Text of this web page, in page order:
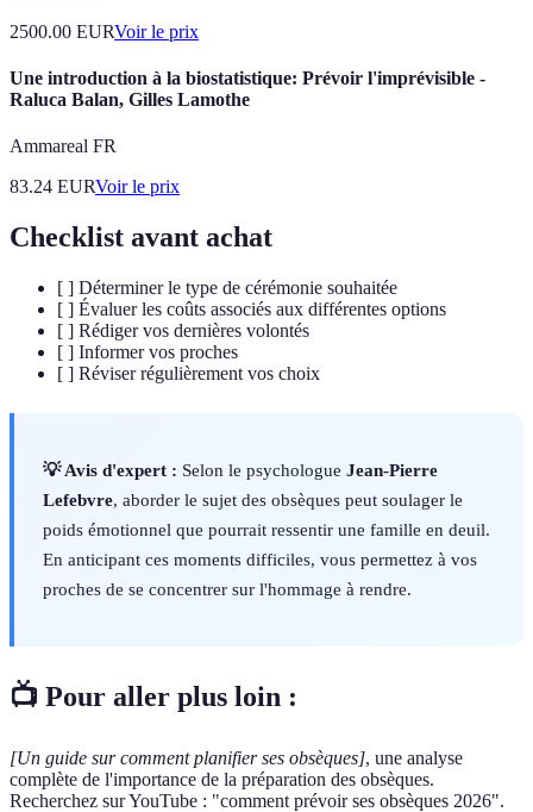
2500.00 EURVoir le prix
Une introduction à la biostatistique: Prévoir l'imprévisible -
Raluca Balan, Gilles Lamothe
Ammareal FR
83.24 EURVoir le prix
Checklist avant achat
[ ] Déterminer le type de cérémonie souhaitée
[ ] Évaluer les coûts associés aux différentes options
[ ] Rédiger vos dernières volontés
[ ] Informer vos proches
[ ] Réviser régulièrement vos choix
💡 Avis d'expert : Selon le psychologue Jean-Pierre
Lefebvre, aborder le sujet des obsèques peut soulager le
poids émotionnel que pourrait ressentir une famille en deuil.
En anticipant ces moments difficiles, vous permettez à vos
proches de se concentrer sur l'hommage à rendre.
📺 Pour aller plus loin :
[Un guide sur comment planifier ses obsèques], une analyse
complète de l'importance de la préparation des obsèques.
Recherchez sur YouTube : "comment prévoir ses obsèques 2026".